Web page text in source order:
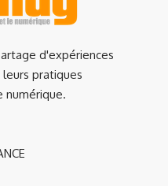
d'expériences
pratiques
numérique.